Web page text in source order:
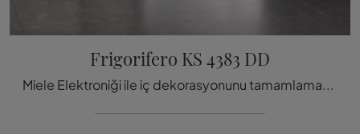
Frigorifero KS 4383 DD
Miele Elektroniği ile iç dekorasyonunu tamamlamak istiyor musunuz? KS 4383 DD gibi çeşitli Buzdolabı modeller